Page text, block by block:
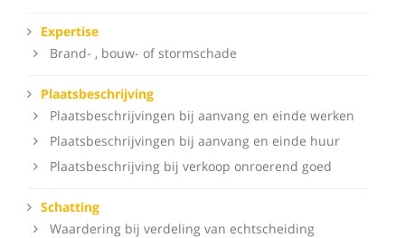
Expertise
Brand- , bouw- of stormschade
Plaatsbeschrijving
Plaatsbeschrijvingen bij aanvang en einde werken
Plaatsbeschrijvingen bij aanvang en einde huur
Plaatsbeschrijving bij verkoop onroerend goed
Schatting
Waardering bij verdeling van echtscheiding